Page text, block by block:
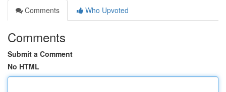
Comments
Who Upvoted
Comments
Submit a Comment
No HTML